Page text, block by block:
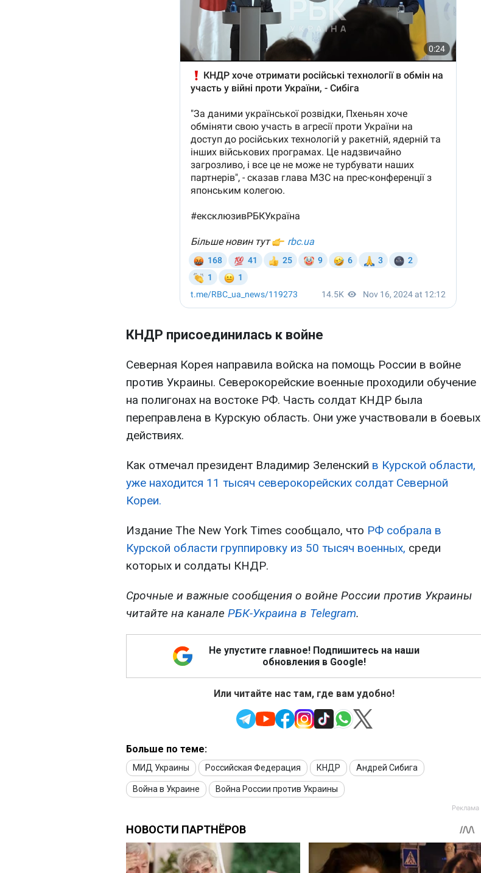
КНДР присоединилась к войне
Северная Корея направила войска на помощь России в войне
против Украины. Северокорейские военные проходили обучение
на полигонах на востоке РФ. Часть солдат КНДР была
переправлена в Курскую область. Они уже участвовали в боевых
действиях.
Как отмечал президент Владимир Зеленский в Курской области,
уже находится 11 тысяч северокорейских солдат Северной
Кореи.
Издание The New York Times сообщало, что РФ собрала в
Курской области группировку из 50 тысяч военных, среди
которых и солдаты КНДР.
Срочные и важные сообщения о войне России против Украины
читайте на канале РБК-Украина в Telegram.
Не упустите главное! Подпишитесь на наши
обновления в Google!
Или читайте нас там, где вам удобно!
Больше по теме:
МИД Украины Российская Федерация КНДР Андрей Сибига
Война в Украине Война России против Украины